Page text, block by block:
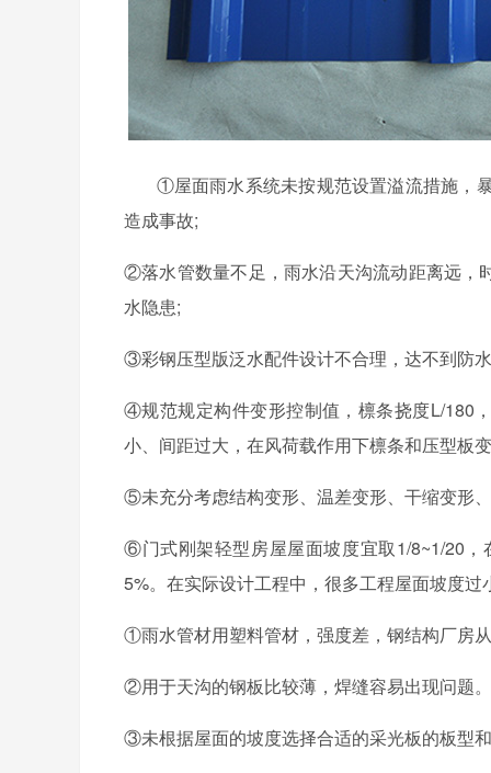
①屋面雨水系统未按规范设置溢流措施，暴
造成事故;
②落水管数量不足，雨水沿天沟流动距离远，
水隐患;
③彩钢压型版泛水配件设计不合理，达不到防水
④规范规定构件变形控制值，檩条挠度L/180
小、间距过大，在风荷载作用下檩条和压型板
⑤未充分考虑结构变形、温差变形、干缩变形
⑥门式刚架轻型房屋屋面坡度宜取1/8~1/20
5%。在实际设计工程中，很多工程屋面坡度过
①雨水管材用塑料管材，强度差，钢结构厂房
②用于天沟的钢板比较薄，焊缝容易出现问题。
③未根据屋面的坡度选择合适的采光板的板型